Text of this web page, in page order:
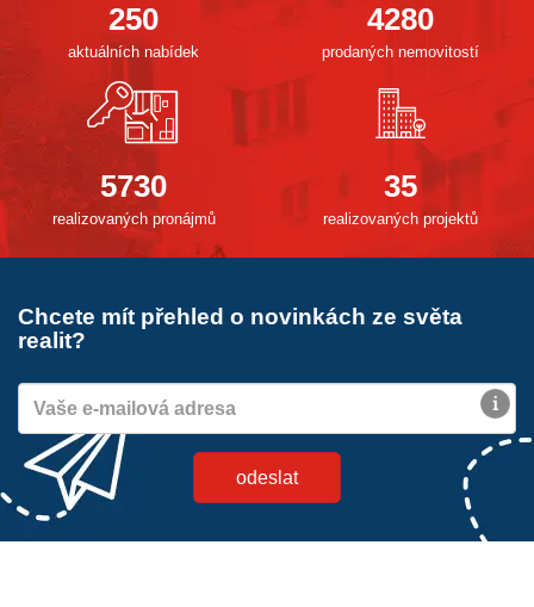
250
aktuálních nabídek
4280
prodaných nemovitostí
5730
realizovaných pronájmů
35
realizovaných projektů
Chcete mít přehled o novinkách ze světa
realit?